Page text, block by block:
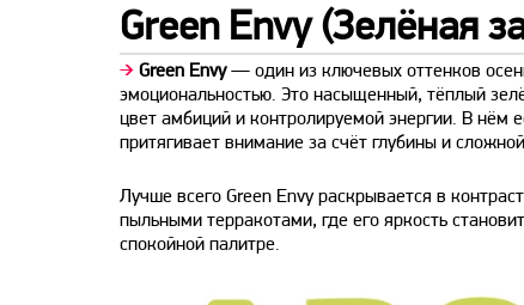
Green Envy (Зелёная
➔ Green Envy— один из ключевых оттенков
эмоциональностью. Это насыщенный, тёплый
цвет амбиций и контролируемой энергии. В нём
притягивает внимание за счёт глубины и
Лучше всего Green Envy раскрывается в
пыльными терракотами, где его яркость
спокойной палитре.